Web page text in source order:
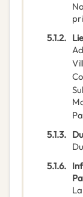
5.1.2.
5.1.3.
5.1.6.